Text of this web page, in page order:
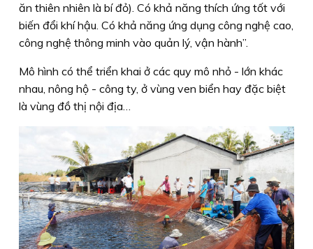
ăn thiên nhiên là bí đỏ). Có khả năng thích ứng tốt với
biến đổi khí hậu. Có khả năng ứng dụng công nghệ cao,
công nghệ thông minh vào quản lý, vận hành”.
Mô hình có thể triển khai ở các quy mô nhỏ - lớn khác
nhau, nông hộ - công ty, ở vùng ven biển hay đặc biệt
là vùng đồ thị nội địa…